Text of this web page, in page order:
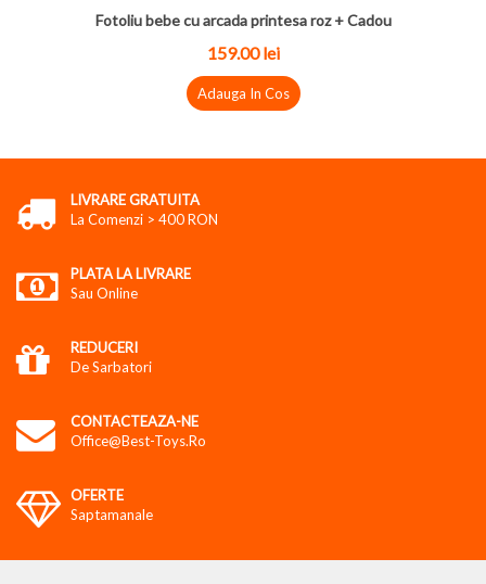
Fotoliu bebe cu arcada printesa roz + Cadou
159.00 lei
Adauga In Cos
LIVRARE GRATUITA
La Comenzi > 400 RON
PLATA LA LIVRARE
Sau Online
REDUCERI
De Sarbatori
CONTACTEAZA-NE
Office@best-Toys.ro
OFERTE
Saptamanale